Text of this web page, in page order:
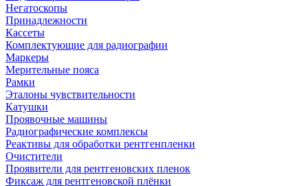
Негатоскопы
Принадлежности
Кассеты
Комплектующие для радиографии
Маркеры
Мерительные пояса
Рамки
Эталоны чувствительности
Катушки
Проявочные машины
Радиографические комплексы
Реактивы для обработки рентгенпленки
Очистители
Проявители для рентгеновских пленок
Фиксаж для рентгеновской плёнки